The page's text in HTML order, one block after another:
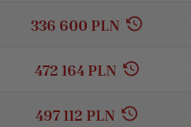
336 600 PLN
472 164 PLN
497 112 PLN